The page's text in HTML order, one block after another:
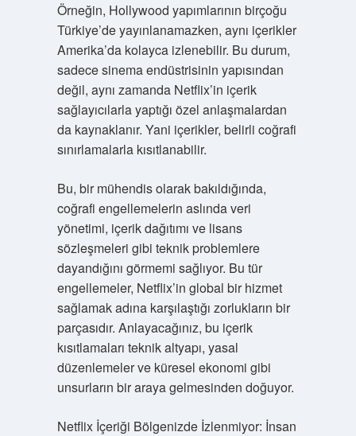
Örneğin, Hollywood yapımlarının birçoğu
Türkiye’de yayınlanamazken, aynı içerikler
Amerika’da kolayca izlenebilir. Bu durum,
sadece sinema endüstrisinin yapısından
değil, aynı zamanda Netflix’in içerik
sağlayıcılarla yaptığı özel anlaşmalardan
da kaynaklanır. Yani içerikler, belirli coğrafi
sınırlamalarla kısıtlanabilir.
Bu, bir mühendis olarak bakıldığında,
coğrafi engellemelerin aslında veri
yönetimi, içerik dağıtımı ve lisans
sözleşmeleri gibi teknik problemlere
dayandığını görmemi sağlıyor. Bu tür
engellemeler, Netflix’in global bir hizmet
sağlamak adına karşılaştığı zorlukların bir
parçasıdır. Anlayacağınız, bu içerik
kısıtlamaları teknik altyapı, yasal
düzenlemeler ve küresel ekonomi gibi
unsurların bir araya gelmesinden doğuyor.
Netflix İçeriği Bölgenizde İzlenmiyor: İnsan